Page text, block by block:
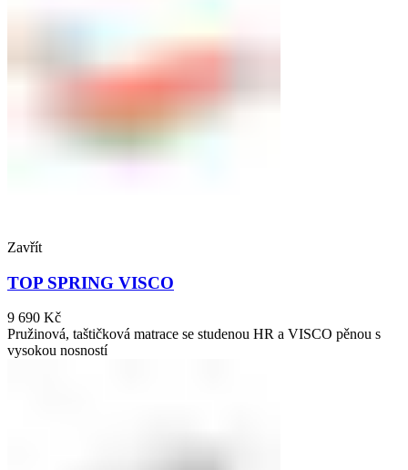
Zavřít
TOP SPRING VISCO
9 690 Kč
Pružinová, taštičková matrace se studenou HR a VISCO pěnou s
vysokou nosností